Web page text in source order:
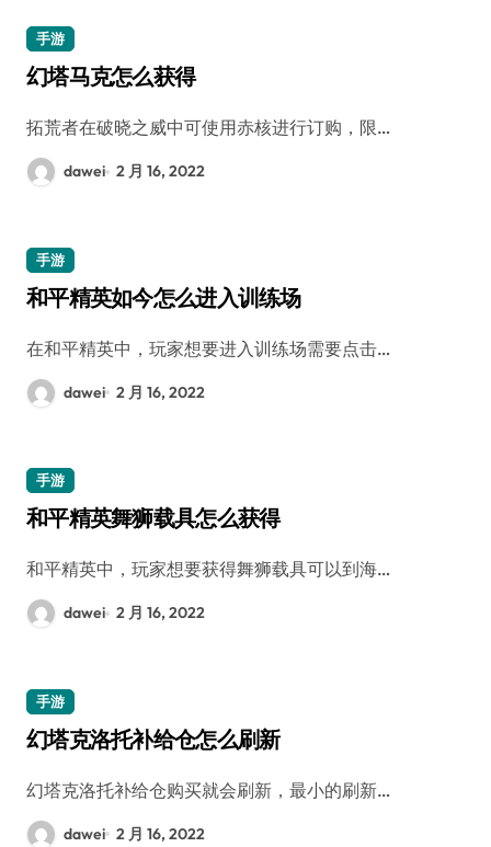
手游
幻塔马克怎么获得
拓荒者在破晓之威中可使用赤核进行订购，限…
dawei 2 月 16, 2022
手游
和平精英如今怎么进入训练场
在和平精英中，玩家想要进入训练场需要点击…
dawei 2 月 16, 2022
手游
和平精英舞狮载具怎么获得
和平精英中，玩家想要获得舞狮载具可以到海…
dawei 2 月 16, 2022
手游
幻塔克洛托补给仓怎么刷新
幻塔克洛托补给仓购买就会刷新，最小的刷新…
dawei 2 月 16, 2022